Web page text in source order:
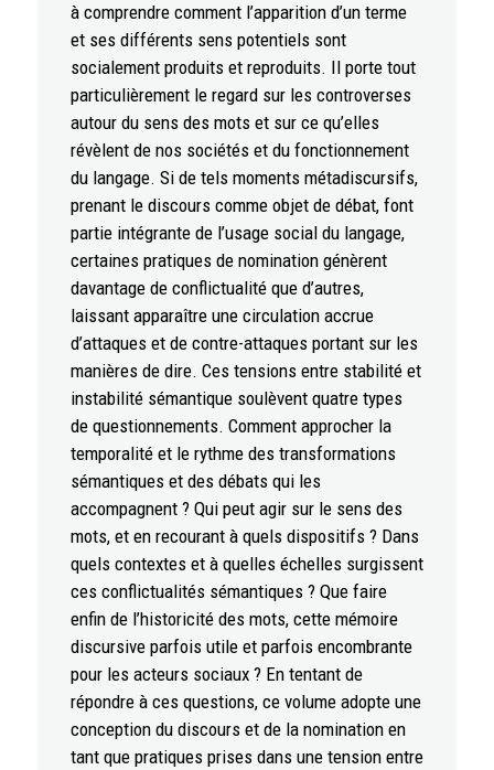
à comprendre comment l’apparition d’un terme
et ses différents sens potentiels sont
socialement produits et reproduits. Il porte tout
particulièrement le regard sur les controverses
autour du sens des mots et sur ce qu’elles
révèlent de nos sociétés et du fonctionnement
du langage. Si de tels moments métadiscursifs,
prenant le discours comme objet de débat, font
partie intégrante de l’usage social du langage,
certaines pratiques de nomination génèrent
davantage de conflictualité que d’autres,
laissant apparaître une circulation accrue
d’attaques et de contre-attaques portant sur les
manières de dire. Ces tensions entre stabilité et
instabilité sémantique soulèvent quatre types
de questionnements. Comment approcher la
temporalité et le rythme des transformations
sémantiques et des débats qui les
accompagnent ? Qui peut agir sur le sens des
mots, et en recourant à quels dispositifs ? Dans
quels contextes et à quelles échelles surgissent
ces conflictualités sémantiques ? Que faire
enfin de l’historicité des mots, cette mémoire
discursive parfois utile et parfois encombrante
pour les acteurs sociaux ? En tentant de
répondre à ces questions, ce volume adopte une
conception du discours et de la nomination en
tant que pratiques prises dans une tension entre